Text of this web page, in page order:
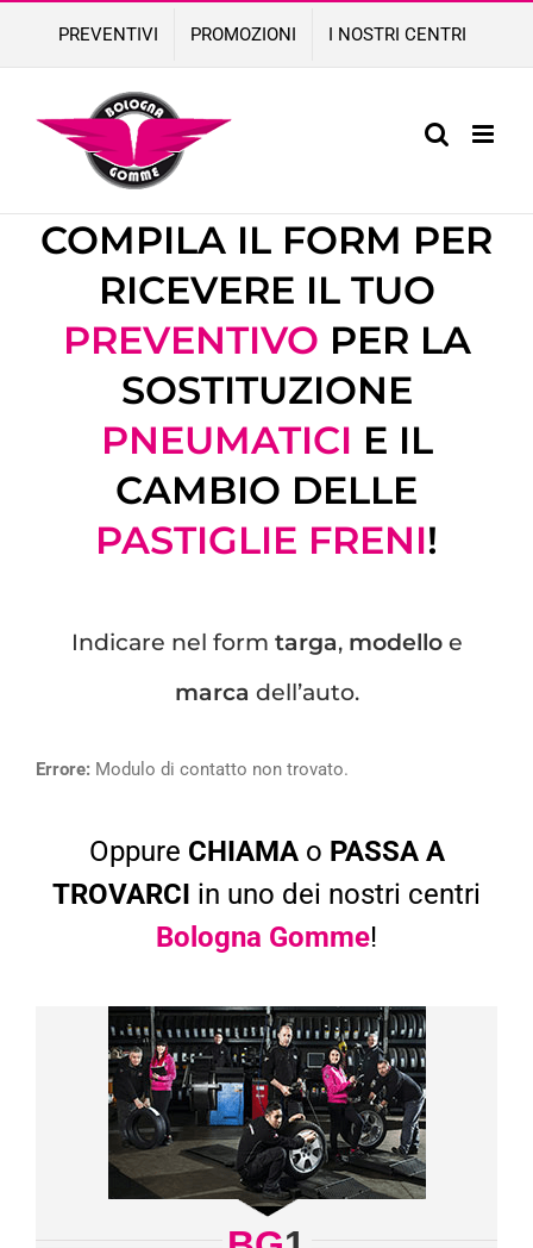
content
PREVENTIVI PROMOZIONI I NOSTRI CENTRI
COMPILA IL FORM PER
RICEVERE IL TUO
PREVENTIVO PER LA
SOSTITUZIONE
PNEUMATICI E IL
CAMBIO DELLE
PASTIGLIE FRENI!
Indicare nel form targa, modelloe
marca dell’auto.
Errore: Modulo di contatto non trovato.
Oppure CHIAMAo PASSA A
TROVARCI in uno dei nostri centri
Bologna Gomme!